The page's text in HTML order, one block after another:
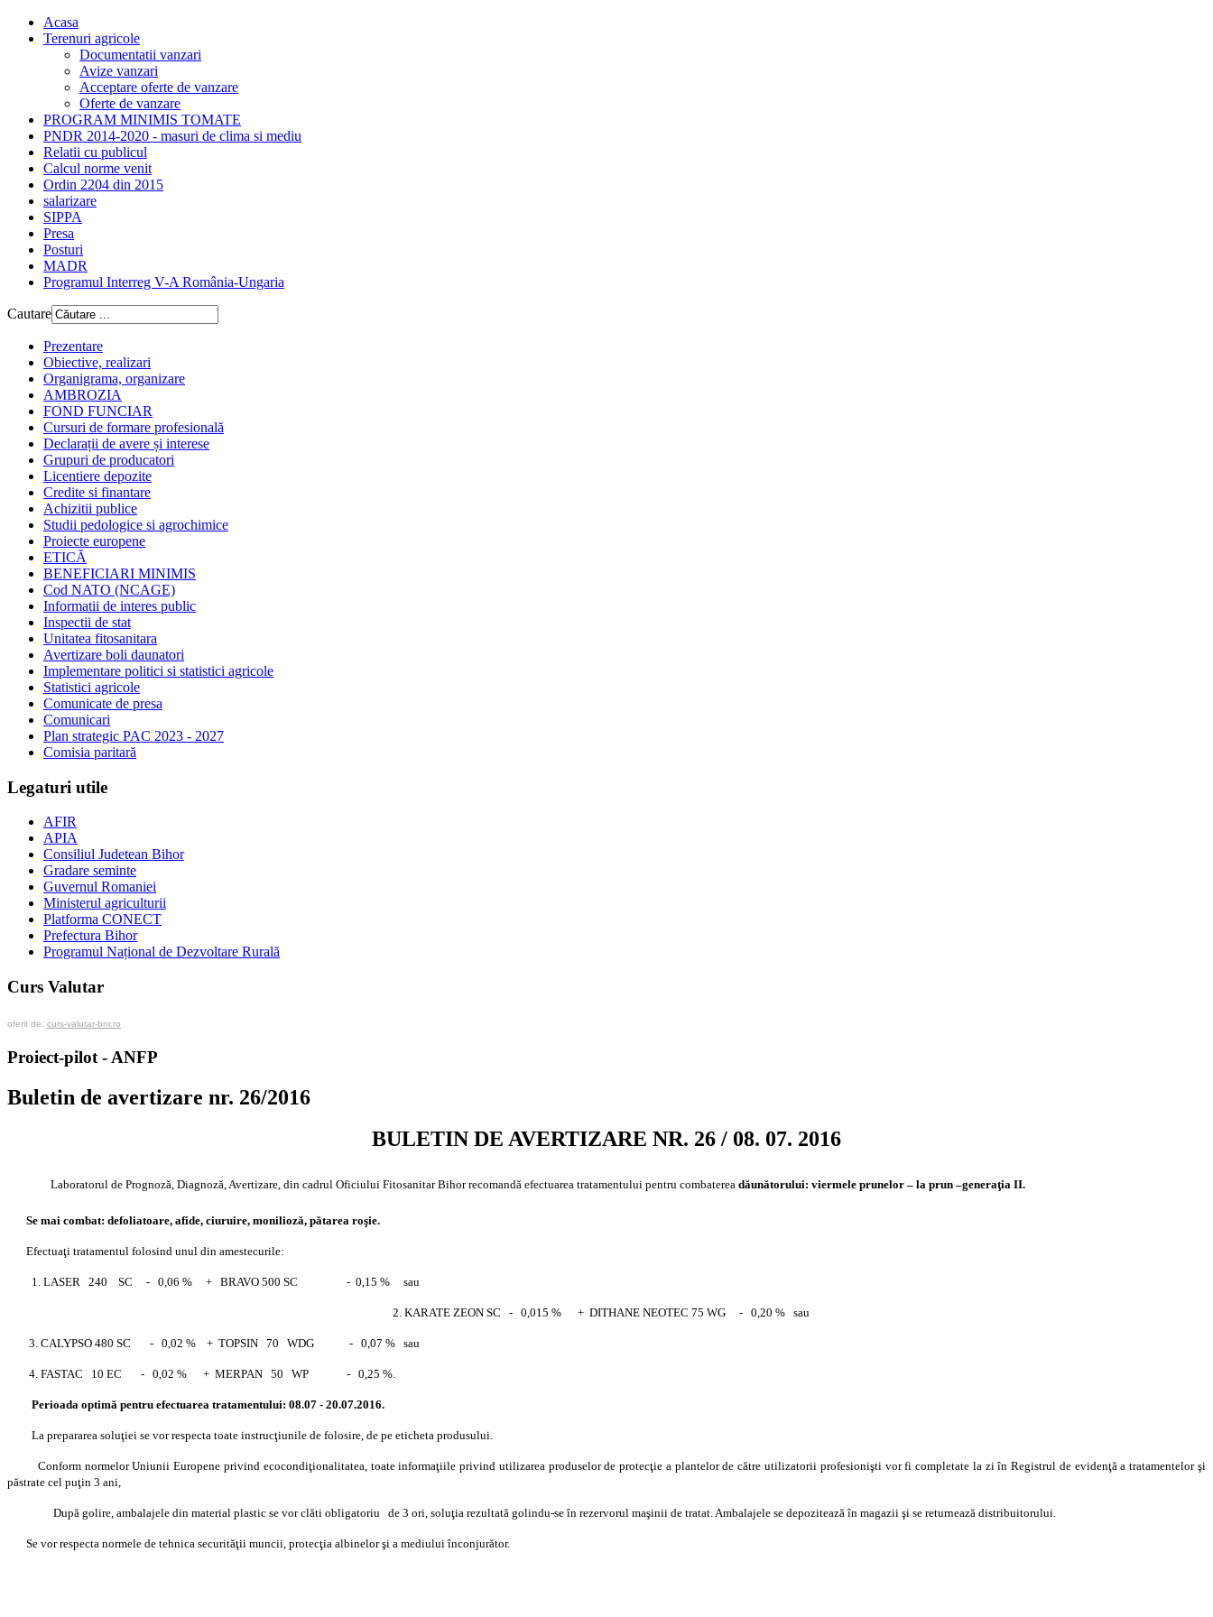
Acasa
Terenuri agricole
Documentatii vanzari
Avize vanzari
Acceptare oferte de vanzare
Oferte de vanzare
PROGRAM MINIMIS TOMATE
PNDR 2014-2020 - masuri de clima si mediu
Relatii cu publicul
Calcul norme venit
Ordin 2204 din 2015
salarizare
SIPPA
Presa
Posturi
MADR
Programul Interreg V-A România-Ungaria
Cautare
Prezentare
Obiective, realizari
Organigrama, organizare
AMBROZIA
FOND FUNCIAR
Cursuri de formare profesională
Declarații de avere și interese
Grupuri de producatori
Licentiere depozite
Credite si finantare
Achizitii publice
Studii pedologice si agrochimice
Proiecte europene
ETICĂ
BENEFICIARI MINIMIS
Cod NATO (NCAGE)
Informatii de interes public
Inspectii de stat
Unitatea fitosanitara
Avertizare boli daunatori
Implementare politici si statistici agricole
Statistici agricole
Comunicate de presa
Comunicari
Plan strategic PAC 2023 - 2027
Comisia paritară
Legaturi utile
AFIR
APIA
Consiliul Judetean Bihor
Gradare seminte
Guvernul Romaniei
Ministerul agriculturii
Platforma CONECT
Prefectura Bihor
Programul Național de Dezvoltare Rurală
Curs Valutar
oferit de: curs-valutar-bnr.ro
Proiect-pilot - ANFP
Buletin de avertizare nr. 26/2016
BULETIN DE AVERTIZARE NR. 26 / 08. 07. 2016
Laboratorul de Prognoză, Diagnoză, Avertizare, din cadrul Oficiului Fitosanitar Bihorrecomandă efectuarea tratamentului pentru combaterea dăunătorului: viermele prunelor – la prun –generaţia II.
Se mai combat: defoliatoare, afide, ciuruire, monilioză, pătarea roşie.
Efectuaţi tratamentul folosind unul din amestecurile:
1. LASER 240 SC - 0,06 % + BRAVO 500 SC - 0,15 % sau
2. KARATE ZEON SC - 0,015 % + DITHANE NEOTEC 75 WG - 0,20 % sau
CALYPSO 480 SC - 0,02 % + TOPSIN 70 WDG - 0,07 % sau
FASTAC 10 EC - 0,02 % + MERPAN 50 WP - 0,25 %.
Perioada optimă pentru efectuarea tratamentului: 08.07 - 20.07.2016.
La prepararea soluţiei se vor respecta toate instrucţiunile de folosire, de pe eticheta produsului.
Conform normelor Uniunii Europene privind ecocondiţionalitatea, toate informaţiile privind utilizarea produselor de protecţie a plantelor de către utilizatorii profesionişti vor fi completate la zi în Registrul de evidenţă a tratamentelor şi
păstrate cel puţin 3 ani,
După golire, ambalajele din material plastic se vor clăti obligatoriu de 3 ori, soluţia rezultată golindu-se în rezervorul maşinii de tratat. Ambalajele se depozitează în magazii şi se returnează distribuitorului.
Se vor respecta normele de tehnica securităţii muncii, protecţia albinelor şi a mediului înconjurător.